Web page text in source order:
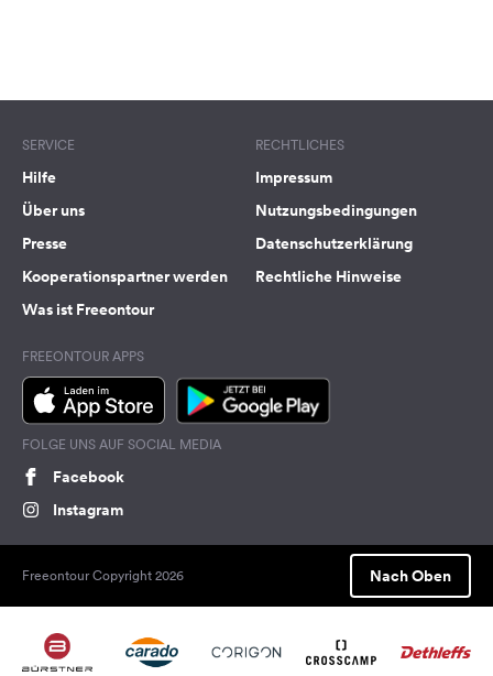
SERVICE
Hilfe
Über uns
Presse
Kooperationspartner werden
Was ist Freeontour
RECHTLICHES
Impressum
Nutzungsbedingungen
Datenschutzerklärung
Rechtliche Hinweise
FREEONTOUR APPS
FOLGE UNS AUF SOCIAL MEDIA
Facebook
Instagram
Freeontour Copyright 2026 Nach Oben